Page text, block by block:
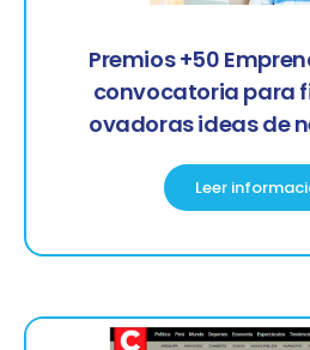
Premios +50
convocatoria para
ovadoras ideas de
Leer